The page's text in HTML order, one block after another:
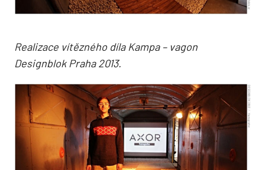
Realizace vítězného díla Kampa – vagon
Designblok Praha 2013.